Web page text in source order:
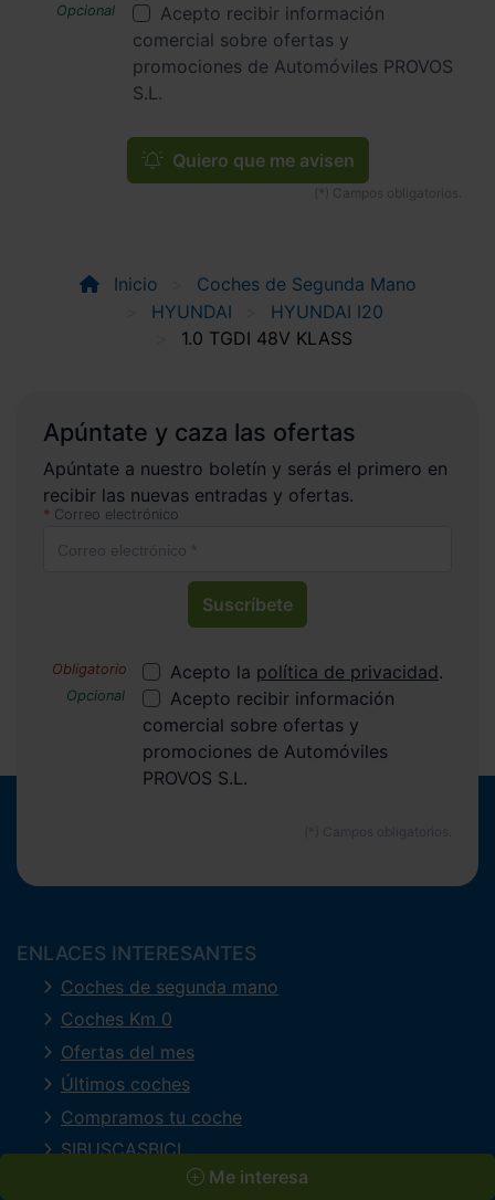
Acepto recibir información
comercial sobre ofertas y
promociones de Automóviles PROVOS
S.L.
Quiero que me avisen
Me interesa
Inicio
Coches de Segunda Mano
HYUNDAI
HYUNDAI I20
1.0 TGDI 48V KLASS
Apúntate y caza las ofertas
Apúntate a nuestro boletín y serás el primero en
recibir las nuevas entradas y ofertas.
Correo electrónico
Suscríbete
Acepto la política de privacidad.
Acepto recibir información
comercial sobre ofertas y
promociones de Automóviles
PROVOS S.L.
ENLACES INTERESANTES
Coches de segunda mano
Coches Km 0
Ofertas del mes
Últimos coches
Compramos tu coche
SIBUSCASBICI